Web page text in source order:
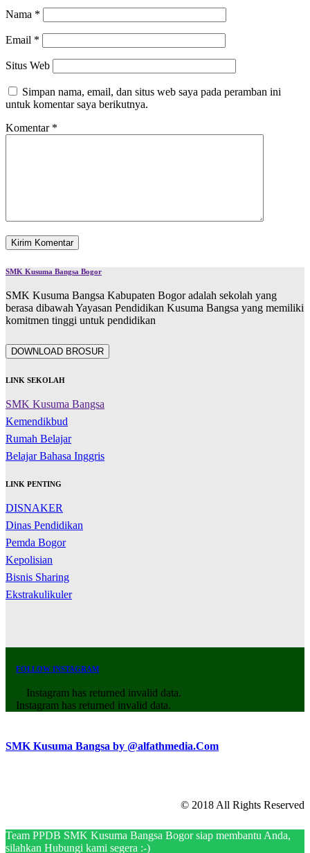
Nama *
Email *
Situs Web
Simpan nama, email, dan situs web saya pada peramban ini
untuk komentar saya berikutnya.
Komentar *
SMK Kusuma Bangsa Bogor
SMK Kusuma Bangsa Kabupaten Bogor adalah sekolah yang
berasa dibawah Yayasan Pendidikan Kusuma Bangsa yang memiliki
komitmen tinggi untuk pendidikan
DOWNLOAD BROSUR
LINK SEKOLAH
SMK Kusuma Bangsa
Kemendikbud
Rumah Belajar
Belajar Bahasa Inggris
LINK PENTING
DISNAKER
Dinas Pendidikan
Pemda Bogor
Kepolisian
Bisnis Sharing
Ekstrakulikuler
FOLLOW INSTAGRAM
Instagram has returned invalid data.
Instagram has returned invalid data.
SMK Kusuma Bangsa by @alfathmedia.Com
© 2018 All Rights Reserved
Team PPDB SMK Kusuma Bangsa Bogor siap membantu Anda,
silahkan Hubungi kami segera :-)